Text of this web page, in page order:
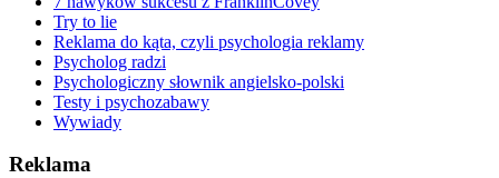
Try to lie
Reklama do kąta, czyli psychologia reklamy
Psycholog radzi
Psychologiczny słownik angielsko-polski
Testy i psychozabawy
Wywiady
Reklama